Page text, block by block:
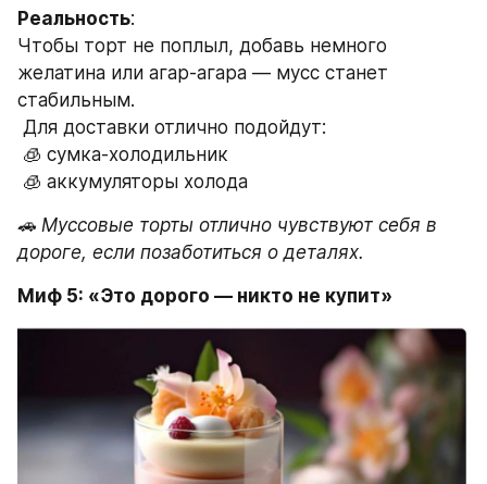
Реальность:
Чтобы торт не поплыл, добавь немного
желатина или агар-агара — мусс станет
стабильным.
Для доставки отлично подойдут:
🧊 сумка-холодильник
🧊 аккумуляторы холода
🚗 Муссовые торты отлично чувствуют себя в
дороге, если позаботиться о деталях.
Миф 5: «Это дорого — никто не купит»